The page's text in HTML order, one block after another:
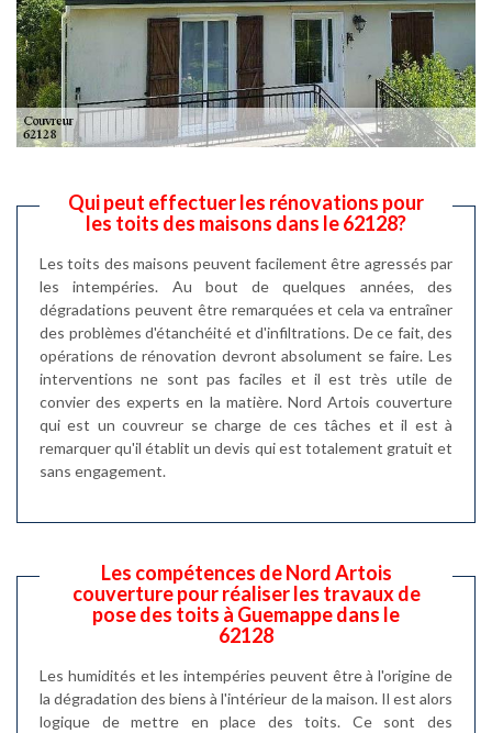
Qui peut effectuer les rénovations pour
les toits des maisons dans le 62128?
Les toits des maisons peuvent facilement être agressés par
les intempéries. Au bout de quelques années, des
dégradations peuvent être remarquées et cela va entraîner
des problèmes d'étanchéité et d'infiltrations. De ce fait, des
opérations de rénovation devront absolument se faire. Les
interventions ne sont pas faciles et il est très utile de
convier des experts en la matière. Nord Artois couverture
qui est un couvreur se charge de ces tâches et il est à
remarquer qu'il établit un devis qui est totalement gratuit et
sans engagement.
Les compétences de Nord Artois
couverture pour réaliser les travaux de
pose des toits à Guemappe dans le
62128
Les humidités et les intempéries peuvent être à l'origine de
la dégradation des biens à l'intérieur de la maison. Il est alors
logique de mettre en place des toits. Ce sont des